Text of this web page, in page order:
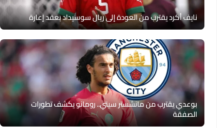
نايف أكرد يقترب من العودة إلى ريال سوسيداد بعقد إعارة
بوعدي يقترب من مانشستر سيتي.. رومانو يكشف تطورات
الصفقة